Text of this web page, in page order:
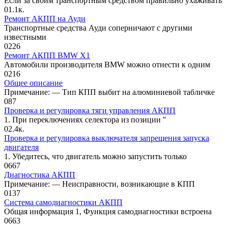
01.1к.
Ремонт АКПП на Ауди
Транспортные средства Ауди соперничают с другими
известными
0226
Ремонт АКПП BMW X1
Автомобили производителя BMW можно отнести к одним
0216
Общее описание
Примечание: — Тип КПП выбит на алюминиевой табличке
087
Проверка и регулировка тяги управления АКПП
1. При переключениях селектора из позиции "
02.4к.
Проверка и регулировка выключателя запрещения запуска
двигателя
1. Убедитесь, что двигатель можно за­пустить только
0667
Диагностика АКПП
Примечание: — Неисправности, возникающие в КПП
0137
Система самодиагностики АКПП
Общая информация 1, Функция самодиагностики встроена
0663